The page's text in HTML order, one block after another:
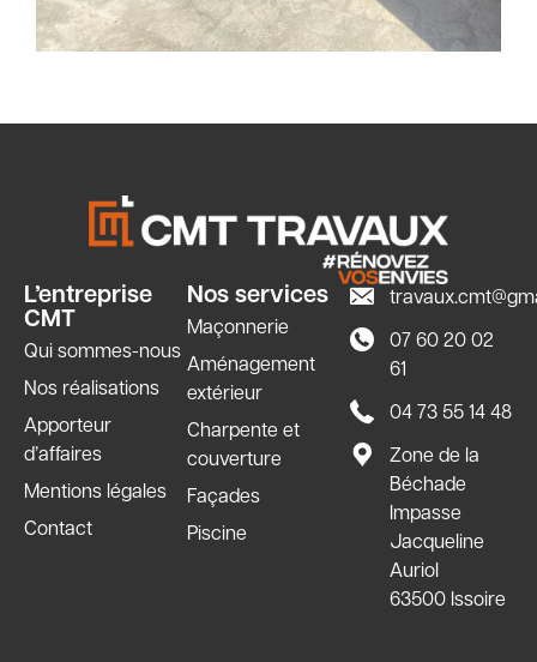
L’entreprise
CMT
Qui sommes-nous
Nos réalisations
Apporteur
d’affaires
Mentions légales
Contact
Nos services
Maçonnerie
Aménagement
extérieur
Charpente et
couverture
Façades
Piscine
07 60 20 02
61
04 73 55 14 48
Zone de la
Béchade
Impasse
Jacqueline
Auriol
63500 Issoire